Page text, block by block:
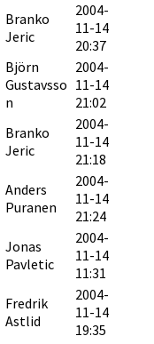
Branko
Jeric
2004-
11-14
20:37
Björn
Gustavsso
n
2004-
11-14
21:02
Branko
Jeric
2004-
11-14
21:18
Anders
Puranen
2004-
11-14
21:24
Jonas
Pavletic
2004-
11-14
11:31
Fredrik
Astlid
2004-
11-14
19:35